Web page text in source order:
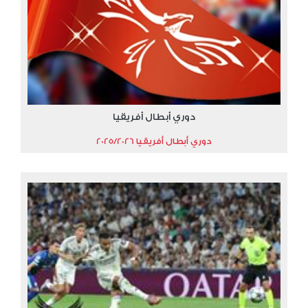
دوري أبطال أفريقيا
دوري أبطال أفريقيا 2025/2026